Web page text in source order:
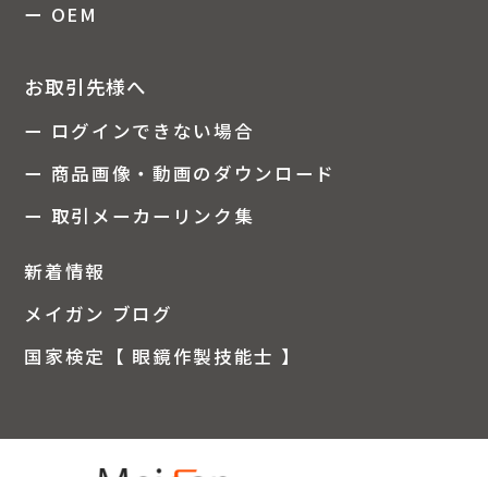
ー OEM
お取引先様へ
ー ログインできない場合
ー 商品画像・動画のダウンロード
ー 取引メーカーリンク集
新着情報
メイガン ブログ
国家検定【 眼鏡作製技能士 】